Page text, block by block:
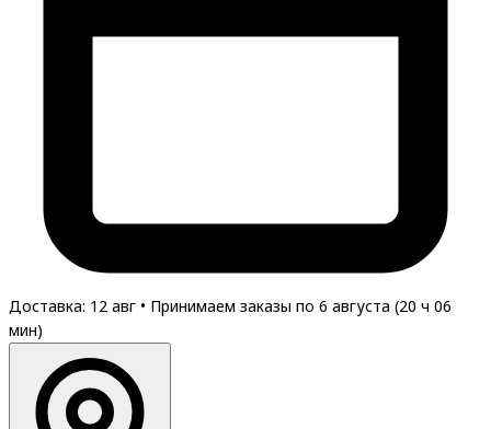
Доставка: 12 авг • Принимаем заказы по 6 августа (20 ч 06
мин)